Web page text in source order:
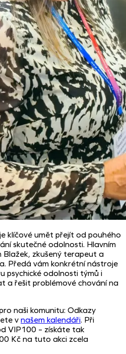
klíčové umět přejít od pouhého
skutečné odolnosti. Hlavním
Blažek, zkušený terapeut a
Předá vám konkrétní nástroje
psychické odolnosti týmů i
a řešit problémové chování na
naši komunitu: Odkazy
v našem kalendáři. Při
VIP100 – získáte tak
Kč na tuto akci zcela